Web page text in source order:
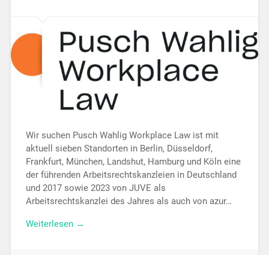
Wir suchen Pusch Wahlig Workplace Law ist mit
aktuell sieben Standorten in Berlin, Düsseldorf,
Frankfurt, München, Landshut, Hamburg und Köln eine
der führenden Arbeitsrechtskanzleien in Deutschland
und 2017 sowie 2023 von JUVE als
Arbeitsrechtskanzlei des Jahres als auch von azur…
Weiterlesen →